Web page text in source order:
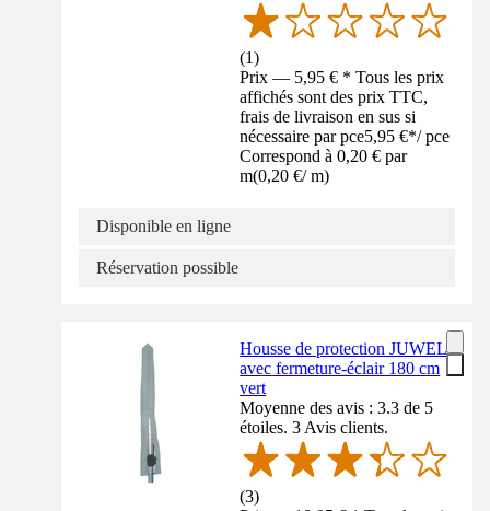
(1)
Prix — 5,95 € * Tous les prix
affichés sont des prix TTC,
frais de livraison en sus si
nécessaire par pce5,95 €*/ pce
Correspond à 0,20 € par
m(0,20 €/ m)
Disponible en ligne
Réservation possible
Housse de protection JUWEL
avec fermeture-éclair 180 cm
vert
Moyenne des avis : 3.3 de 5
étoiles. 3 Avis clients.
(3)